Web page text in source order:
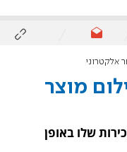
אלקטרוני
מוצר
שלו באופן